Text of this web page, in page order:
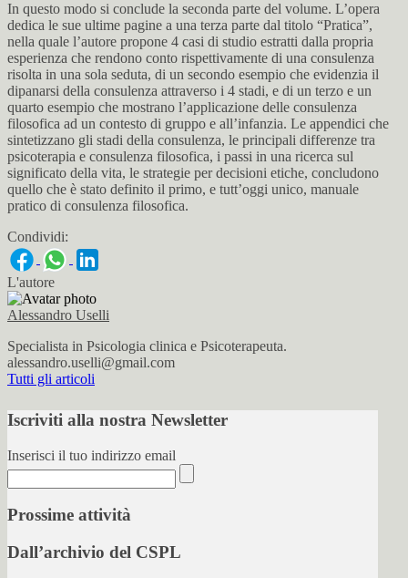
In questo modo si conclude la seconda parte del volume. L’opera
dedica le sue ultime pagine a una terza parte dal titolo “Pratica”,
nella quale l’autore propone 4 casi di studio estratti dalla propria
esperienza che rendono conto rispettivamente di una consulenza
risolta in una sola seduta, di un secondo esempio che evidenzia il
dipanarsi della consulenza attraverso i 4 stadi, e di un terzo e un
quarto esempio che mostrano l’applicazione delle consulenza
filosofica ad un contesto di gruppo e all’infanzia. Le appendici che
sintetizzano gli stadi della consulenza, le principali differenze tra
psicoterapia e consulenza filosofica, i passi in una ricerca sul
significato della vita, le strategie per decisioni etiche, concludono
quello che è stato definito il primo, e tutt’oggi unico, manuale
pratico di consulenza filosofica.
Condividi:
L'autore
Alessandro Uselli
Specialista in Psicologia clinica e Psicoterapeuta.
alessandro.uselli@gmail.com
Tutti gli articoli
Iscriviti alla nostra Newsletter
Inserisci il tuo indirizzo email
Prossime attività
Dall’archivio del CSPL